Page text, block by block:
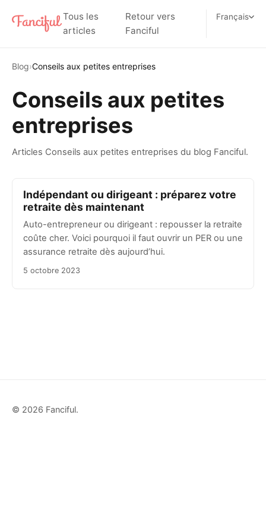
Tous les
articles
Retour vers
Fanciful
Français
Blog›Conseils aux petites entreprises
Conseils aux petites
entreprises
Articles Conseils aux petites entreprises du blog Fanciful.
Indépendant ou dirigeant : préparez votre
retraite dès maintenant
Auto-entrepreneur ou dirigeant : repousser la retraite
coûte cher. Voici pourquoi il faut ouvrir un PER ou une
assurance retraite dès aujourd’hui.
5 octobre 2023
© 2026 Fanciful.